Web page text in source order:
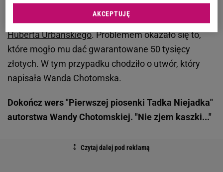
tymi najtrudniejszymi. Wojciech dobrze
odpowiedział na sześć z pytań, które usłyszał z ust
Huberta Urbańskiego. Problemem okazało się to,
które mogło mu dać gwarantowane 50 tysięcy
złotych. W tym przypadku chodziło o utwór, który
napisała Wanda Chotomska.
Dokończ wers "Pierwszej piosenki Tadka Niejadka"
autorstwa Wandy Chotomskiej. "Nie zjem kaszki..."
AKCEPTUJĘ